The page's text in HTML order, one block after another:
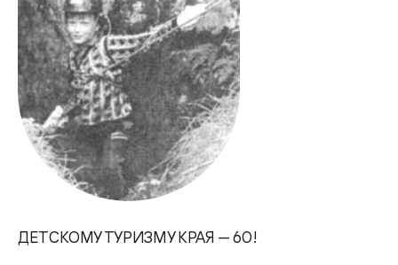
ДЕТСКОМУ ТУРИЗМУ КРАЯ — 60!